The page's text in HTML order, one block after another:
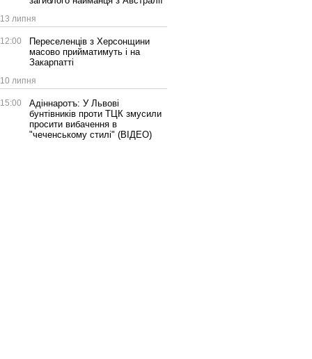
13 липня
12:00
Переселенців з Херсонщини
масово прийматимуть і на
Закарпатті
10 липня
15:00
Адіннаротъ: У Львові
бунтівників проти ТЦК змусили
просити вибачення в
"чеченському стилі" (ВІДЕО)